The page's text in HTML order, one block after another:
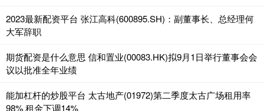
2023最新配资平台 张江高科(600895.SH)：副董事长、总经理何
大军辞职
期货配资是什么意思 信和置业(00083.HK)拟9月1日举行董事会会
议以批准全年业绩
能加杠杆的炒股平台 太古地产(01972)第二季度太古广场租用率
98% 租金下调14%